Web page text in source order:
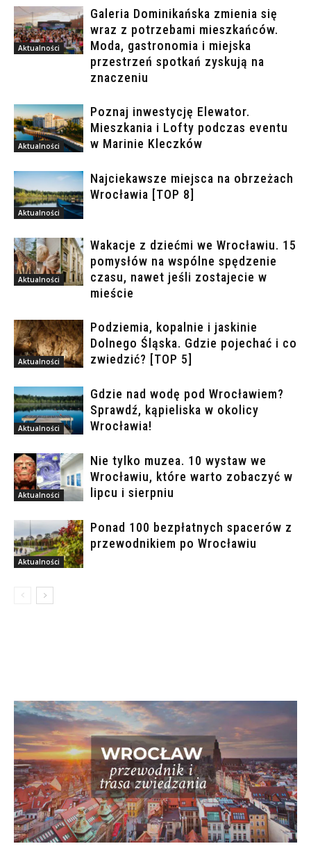
Aktualności
Galeria Dominikańska zmienia się
wraz z potrzebami mieszkańców.
Moda, gastronomia i miejska
przestrzeń spotkań zyskują na
znaczeniu
Aktualności
Poznaj inwestycję Elewator.
Mieszkania i Lofty podczas eventu
w Marinie Kleczków
Aktualności
Najciekawsze miejsca na obrzeżach
Wrocławia [TOP 8]
Aktualności
Wakacje z dziećmi we Wrocławiu. 15
pomysłów na wspólne spędzenie
czasu, nawet jeśli zostajecie w
mieście
Aktualności
Podziemia, kopalnie i jaskinie
Dolnego Śląska. Gdzie pojechać i co
zwiedzić? [TOP 5]
Aktualności
Gdzie nad wodę pod Wrocławiem?
Sprawdź, kąpieliska w okolicy
Wrocławia!
Aktualności
Nie tylko muzea. 10 wystaw we
Wrocławiu, które warto zobaczyć w
lipcu i sierpniu
Aktualności
Ponad 100 bezpłatnych spacerów z
przewodnikiem po Wrocławiu